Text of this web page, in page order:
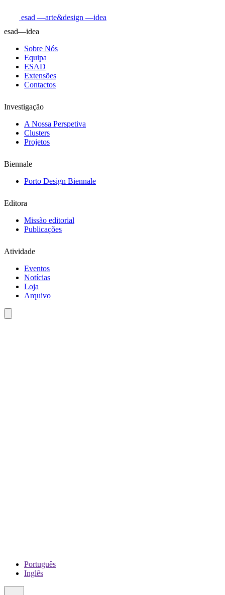
esad —arte&design —idea
esad—idea
Sobre Nós
Equipa
ESAD
Extensões
Contactos
Investigação
A Nossa Perspetiva
Clusters
Projetos
Biennale
Porto Design Biennale
Editora
Missão editorial
Publicações
Atividade
Eventos
Notícias
Loja
Arquivo
Português
Inglês